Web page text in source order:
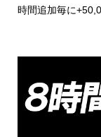
時間追加毎に